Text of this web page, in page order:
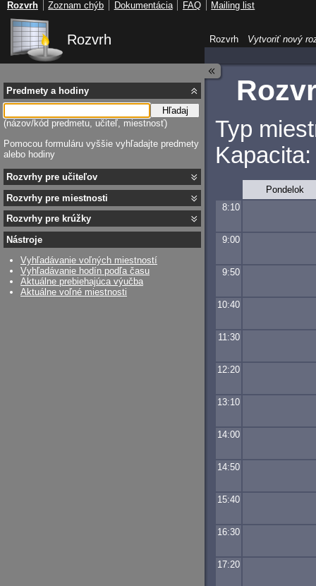
Rozvrh
Typ
Pondelok
8:10
9:00
9:50
10:40
11:30
12:20
13:10
14:00
14:50
15:40
16:30
17:20
Predmety a hodiny
Hľadaj
(názov/kód predmetu, učiteľ, miestnosť)
Pomocou formuláru vyššie vyhľadajte predmety
alebo hodiny
Rozvrhy pre učiteľov
Rozvrhy pre miestnosti
Rozvrhy pre krúžky
Nástroje
Vyhľadávanie voľných miestností
Vyhľadávanie hodín podľa času
Aktuálne prebiehajúca výučba
Aktuálne voľné miestnosti
Rozvrh Vytvoriť nový
Rozvrh Zoznam chýb Dokumentácia FAQ Mailing list